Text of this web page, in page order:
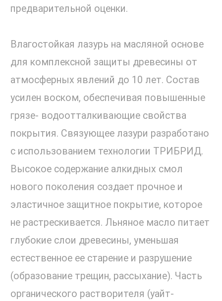
предварительной оценки.
Влагостойкая лазурь на масляной основе
для комплексной защиты древесины от
атмосферных явлений до 10 лет. Состав
усилен воском, обеспечивая повышенные
грязе- водоотталкивающие свойства
покрытия. Связующее лазури разработано
с использованием технологии ТРИБРИД.
Высокое содержание алкидных смол
нового поколения создает прочное и
эластичное защитное покрытие, которое
не растрескивается. Льняное масло питает
глубокие слои древесины, уменьшая
естественное ее старение и разрушение
(образование трещин, рассыхание). Часть
органического растворителя (уайт-